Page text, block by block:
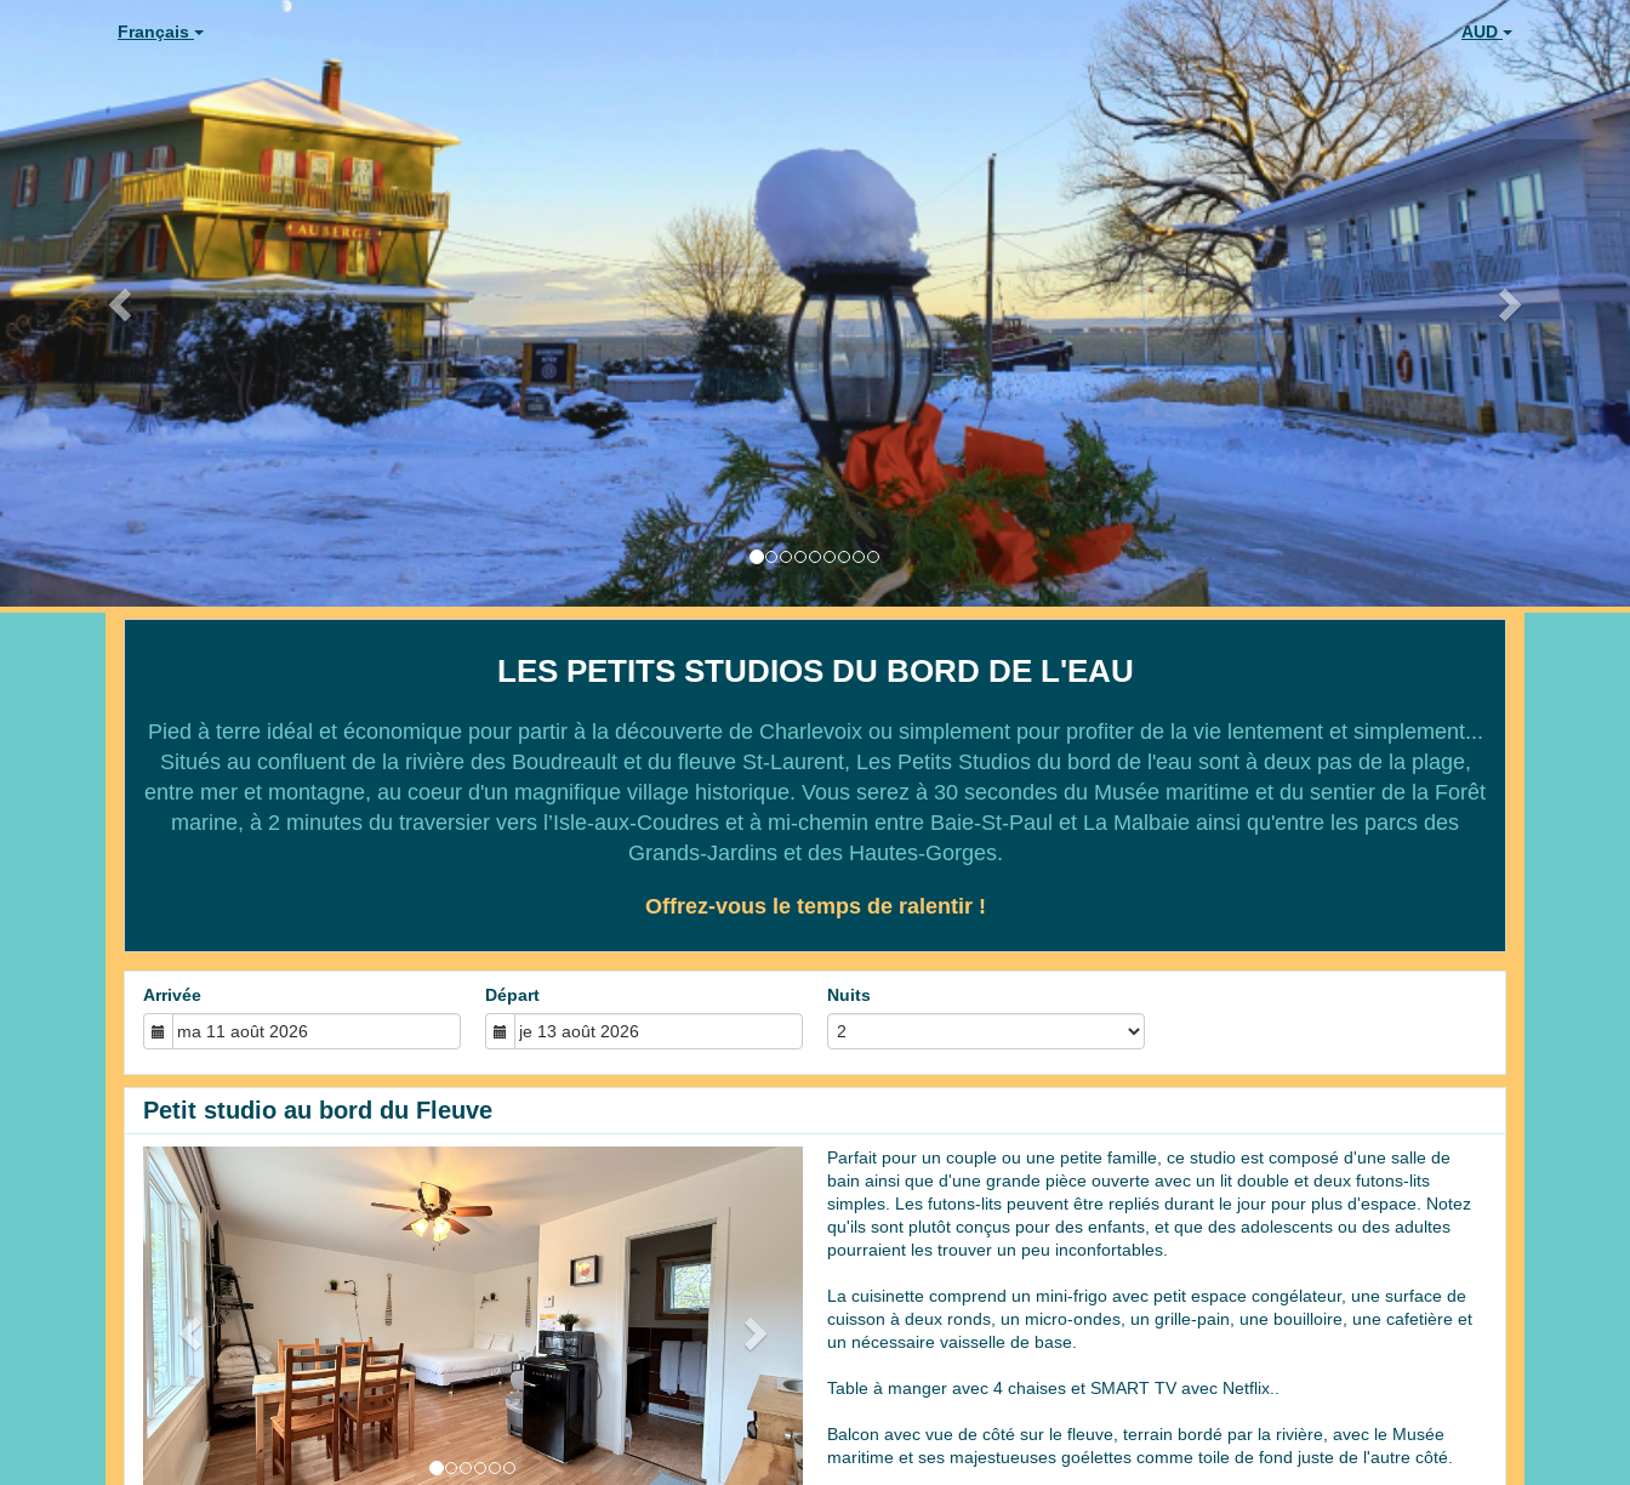
Français AUD
Next
LES PETITS STUDIOS DU BORD DE L'EAU
Pied à terre idéal et économique pour partir à la découverte de Charlevoix ou simplement pour profiter de la vie lentement et simplement...
Situés au confluent de la rivière des Boudreault et du fleuve St-Laurent, Les Petits Studios du bord de l'eau sont à deux pas de la plage,
entre mer et montagne, au coeur d'un magnifique village historique. Vous serez à 30 secondes du Musée maritime et du sentier de la Forêt
marine, à 2 minutes du traversier vers l’Isle-aux-Coudres et à mi-chemin entre Baie-St-Paul et La Malbaie ainsi qu'entre les parcs des
Grands-Jardins et des Hautes-Gorges.
Offrez-vous le temps de ralentir !
Arrivée Départ Nuits
Petit studio au bord du Fleuve
Previous
Next
Parfait pour un couple ou une petite famille, ce studio est composé d'une salle de
bain ainsi que d'une grande pièce ouverte avec un lit double et deux futons-lits
simples. Les futons-lits peuvent être repliés durant le jour pour plus d'espace. Notez
qu'ils sont plutôt conçus pour des enfants, et que des adolescents ou des adultes
pourraient les trouver un peu inconfortables.
La cuisinette comprend un mini-frigo avec petit espace congélateur, une surface de
cuisson à deux ronds, un micro-ondes, un grille-pain, une bouilloire, une cafetière et
un nécessaire vaisselle de base.
Table à manger avec 4 chaises et SMART TV avec Netflix..
Balcon avec vue de côté sur le fleuve, terrain bordé par la rivière, avec le Musée
maritime et ses majestueuses goélettes comme toile de fond juste de l'autre côté.